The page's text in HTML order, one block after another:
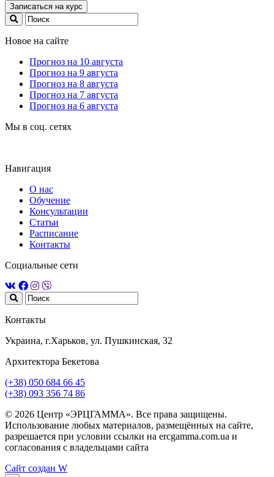
Записаться на курс
Новое на сайте
Прогноз на 10 августа
Прогноз на 9 августа
Прогноз на 8 августа
Прогноз на 7 августа
Прогноз на 6 августа
Мы в соц. сетях
Навигация
О нас
Обучение
Консультации
Статьи
Расписание
Контакты
Социальные сети
Контакты
Украина, г.Харьков, ул. Пушкинская, 32
Архитектора Бекетова
(+38) 050 684 66 45
(+38) 093 356 74 86
© 2026 Центр «ЭРЦГАММА». Все права защищены.
Использование любых материалов, размещённых на сайте,
разрешается при условии ссылки на ercgamma.com.ua и
согласования с владельцами сайта
Сайт создан W